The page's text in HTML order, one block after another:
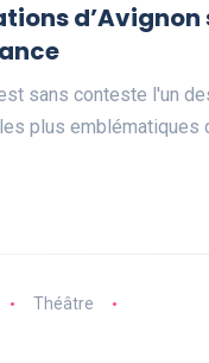
d’Avignon
sans conteste l'un
plus emblématiques
Théâtre